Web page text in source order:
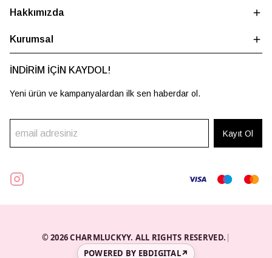
Hakkımızda
Kurumsal
İNDİRİM İÇİN KAYDOL!
Yeni ürün ve kampanyalardan ilk sen haberdar ol.
Kayıt Ol
© 2026 CHARMLUCKYY. ALL RIGHTS RESERVED. |
POWERED BY EBDIGITAL↗